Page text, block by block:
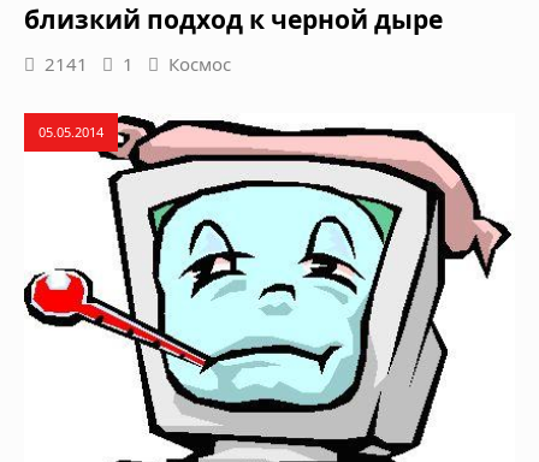
близкий подход к черной дыре
2141 1 Космос
05.05.2014